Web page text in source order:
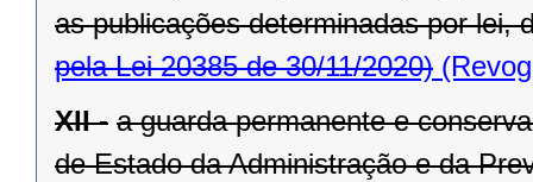
as publicações determinadas por lei,
pela Lei 20385 de 30/11/2020)
XII - a guarda permanente e
de Estado da Administração e da